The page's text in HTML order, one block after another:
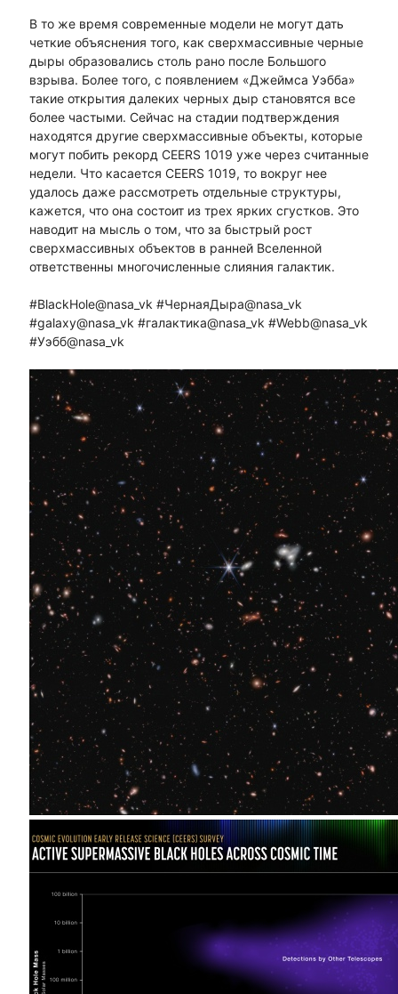
В то же время современные модели не могут дать
четкие объяснения того, как сверхмассивные черные
дыры образовались столь рано после Большого
взрыва. Более того, с появлением «Джеймса Уэбба»
такие открытия далеких черных дыр становятся все
более частыми. Сейчас на стадии подтверждения
находятся другие сверхмассивные объекты, которые
могут побить рекорд CEERS 1019 уже через считанные
недели. Что касается CEERS 1019, то вокруг нее
удалось даже рассмотреть отдельные структуры,
кажется, что она состоит из трех ярких сгустков. Это
наводит на мысль о том, что за быстрый рост
сверхмассивных объектов в ранней Вселенной
ответственны многочисленные слияния галактик.
#BlackHole@nasa_vk #ЧернаяДыра@nasa_vk
#galaxy@nasa_vk #галактика@nasa_vk #Webb@nasa_vk
#Уэбб@nasa_vk